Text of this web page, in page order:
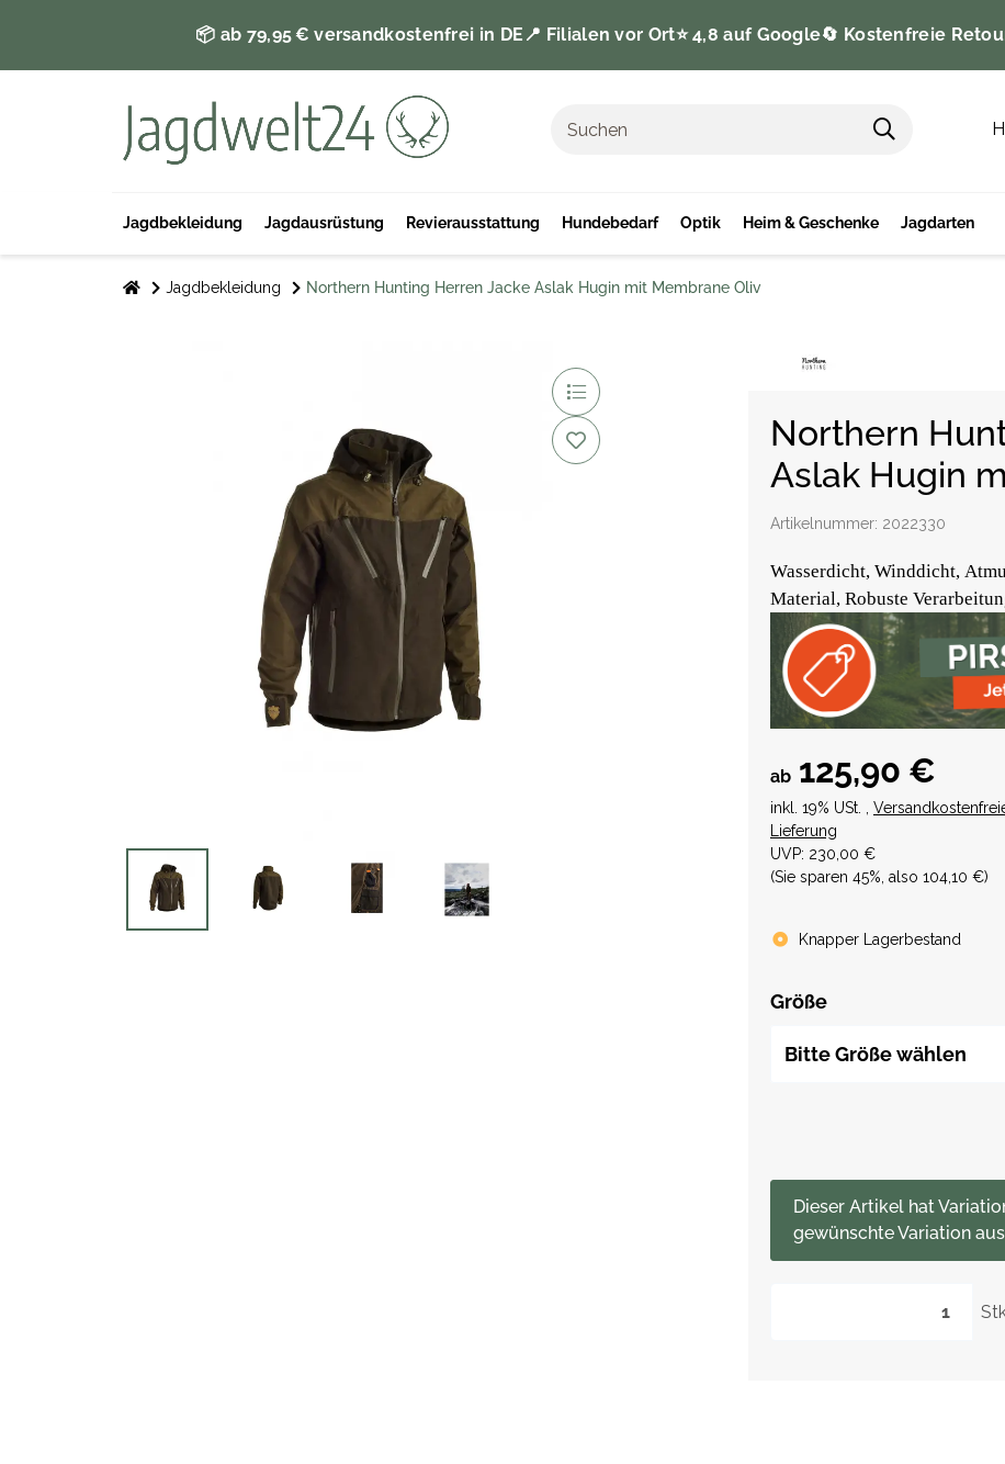
📦 ab 79,95 € versandkostenfrei in DE 📍 Filialen vor Ort⭐️ 4,8 auf Google🔄 Kostenfreie
Jagdbekleidung Jagdausrüstung Revierausstattung Hundebedarf Optik Heim & Geschenke Jagdarten
Jagdbekleidung Northern Hunting Herren Jacke Aslak Hugin mit Membrane Oliv
Northern
Aslak Hugin
Artikelnummer: 2022330
Wasserdicht, Winddicht,
Material, Robuste
ab 125,90 €
inkl. 19% USt. ,
Lieferung
UVP: 230,00 €
(Sie sparen 45%, also 104,10 €)
Knapper Lagerbestand
Größe
Bitte Größe wählen
xDieser Artikel hat
gewünschte Variation